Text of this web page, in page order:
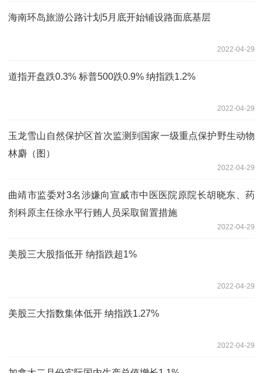
海南环岛旅游公路计划5月底开始铺设路面底基层
2022-04-29
道指开盘跌0.3% 标普500跌0.9% 纳指跌1.2%
2022-04-29
玉龙雪山自然保护区首次监测到国家一级重点保护野生动物
林麝（图）
2022-04-29
曲靖市监委对3名涉嫌向宣威市中医医院原院长胡晓东、药
剂科原主任徐永平行贿人员采取留置措施
2022-04-29
美股三大股指低开 纳指跌超1%
2022-04-29
美股三大指数集体低开 纳指跌1.27%
2022-04-29